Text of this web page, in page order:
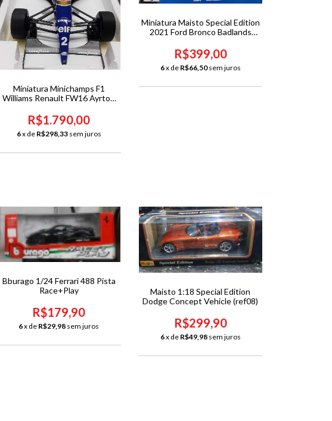
Miniatura Minichamps F1
Williams Renault FW16 Ayrton
1/18
R$1.790,00
6x de R$298,33 sem juros
Miniatura Maisto Special Edition
2021 Ford Bronco Badlands
R$399,00
6x de R$66,50 sem juros
Bburago 1/24 Ferrari 488 Pista
Race+Play
R$179,90
6x de R$29,98 sem juros
Maisto 1:18 Special Edition
Dodge Concept Vehicle (ref08)
R$299,90
6x de R$49,98 sem juros